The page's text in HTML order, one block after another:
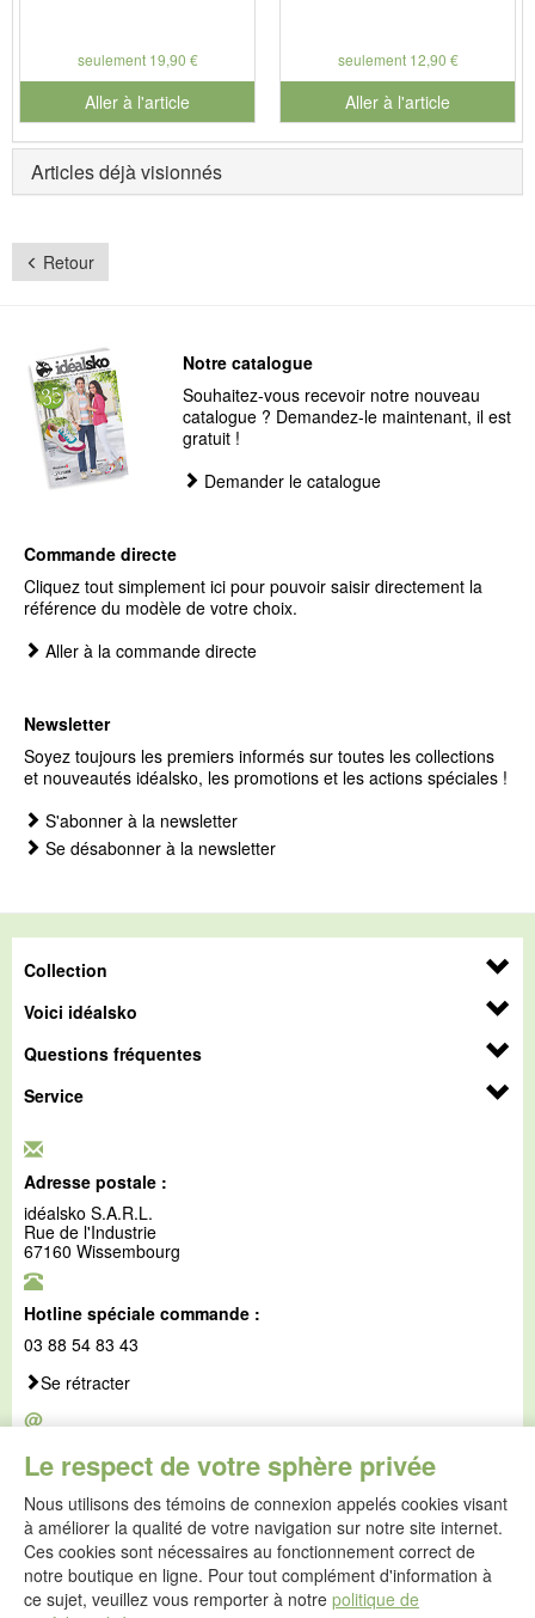
seulement 19,90 €
Aller à l'article
seulement 12,90 €
Aller à l'article
Articles déjà visionnés
Retour
Le respect de votre sphère privée
Nous utilisons des témoins de connexion appelés cookies visant
à améliorer la qualité de votre navigation sur notre site internet.
Ces cookies sont nécessaires au fonctionnement correct de
notre boutique en ligne. Pour tout complément d'information à
ce sujet, veuillez vous remporter à notre politique de
Notre catalogue
Souhaitez-vous recevoir notre nouveau
catalogue ? Demandez-le maintenant, il est
gratuit !
Demander le catalogue
Commande directe
Cliquez tout simplement ici pour pouvoir saisir directement la
référence du modèle de votre choix.
Aller à la commande directe
Newsletter
Soyez toujours les premiers informés sur toutes les collections
et nouveautés idéalsko, les promotions et les actions spéciales !
S'abonner à la newsletter
Se désabonner à la newsletter
Collection
Voici idéalsko
Questions fréquentes
Service
Adresse postale :
idéalsko S.A.R.L.
Rue de l'Industrie
67160 Wissembourg
Hotline spéciale commande :
03 88 54 83 43
Se rétracter
@
service@idealsko.fr
@
Formulaire de contact
Aller au formulaire de contact